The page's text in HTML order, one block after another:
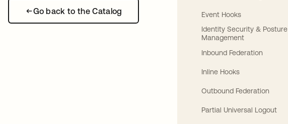
Go back to the Catalog
Event Hooks
Identity Security & Posture
Management
Inbound Federation
Inline Hooks
Outbound Federation
Partial Universal Logout